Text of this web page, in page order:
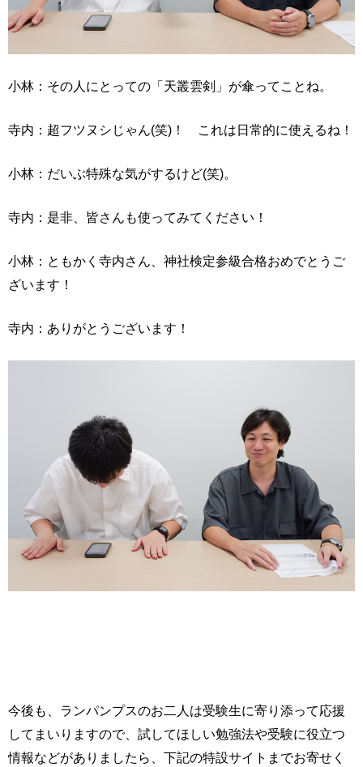
小林：その人にとっての「天叢雲剣」が傘ってことね。
寺内：超フツヌシじゃん(笑)！ これは日常的に使えるね！
小林：だいぶ特殊な気がするけど(笑)。
寺内：是非、皆さんも使ってみてください！
小林：ともかく寺内さん、神社検定参級合格おめでとうご
ざいます！
寺内：ありがとうございます！
今後も、ランパンプスのお二人は受験生に寄り添って応援
してまいりますので、試してほしい勉強法や受験に役立つ
情報などがありましたら、下記の特設サイトまでお寄せく